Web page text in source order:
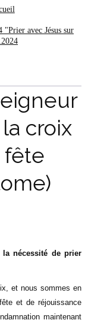
avec Jésus sur
croix
fête
nécessité de prier
et nous sommes en
et de réjouissance
maintenant